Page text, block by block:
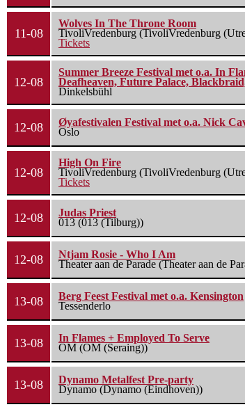
11-08
Wolves In The Throne Room
TivoliVredenburg (TivoliVredenburg
Tickets
12-08
Summer Breeze Festival met o.a. In
Deafheaven, Future Palace,
Dinkelsbühl
12-08
Øyafestivalen Festival met o.a. Nick
Oslo
12-08
High On Fire
TivoliVredenburg (TivoliVredenburg
Tickets
12-08
Judas Priest
013 (013 (Tilburg))
12-08
Ntjam Rosie - Who I Am
Theater aan de Parade (Theater aan de
13-08
Berg Feest Festival met o.a. Kensington
Tessenderlo
13-08
In Flames + Employed To Serve
OM (OM (Seraing))
13-08
Dynamo Metalfest Pre-party
Dynamo (Dynamo (Eindhoven))